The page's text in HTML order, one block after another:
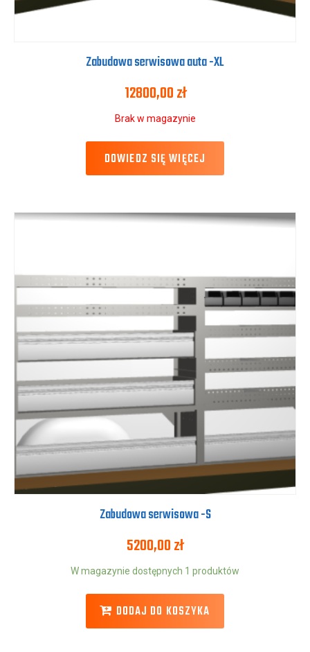
Zabudowa serwisowa auta -XL
12800,00zł
Brak w magazynie
DOWIEDZ SIĘ WIĘCEJ
Zabudowa serwisowa -S
5200,00zł
W magazynie dostępnych 1 produktów
DODAJ DO KOSZYKA